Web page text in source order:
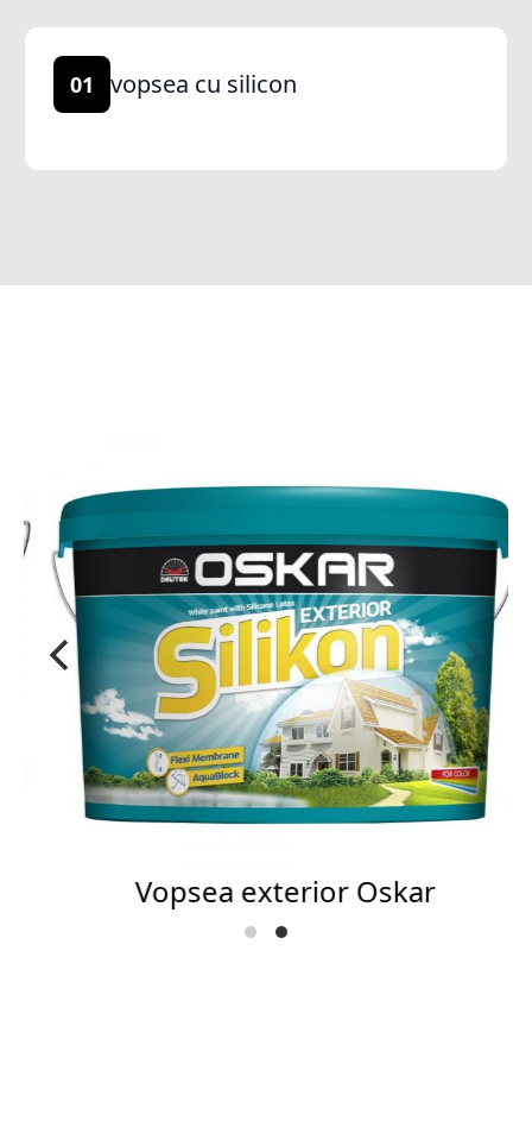
01 vopsea cu silicon
Vopsea exterior Oskar